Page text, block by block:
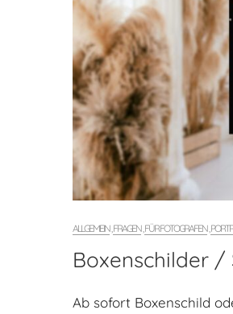
ALLGEMEIN, FRAGEN, FÜR FOTOGRAFEN,
Boxenschilder /
Ab sofort Boxenschild